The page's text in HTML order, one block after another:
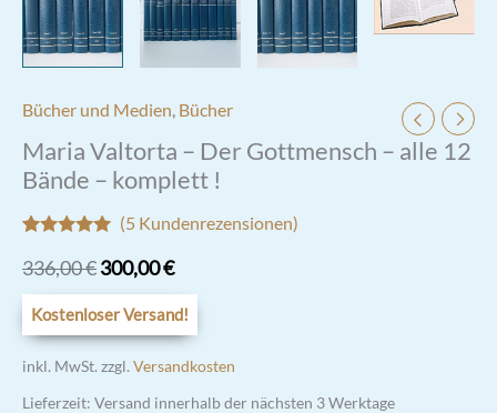
Bücher und Medien, Bücher
Maria Valtorta – Der Gottmensch – alle 12
Bände – komplett !
mit4.80von
basierend
auf
Kundenbewertungen
(5Kundenrezensionen)
336,00€Ursprünglicher
Preis
war:
336,00 €
300,00€Aktueller
Preis
ist:
300,00 €.
Kostenloser Versand!
inkl. MwSt. zzgl. Versandkosten
Lieferzeit: Versand innerhalb der nächsten 3 Werktage